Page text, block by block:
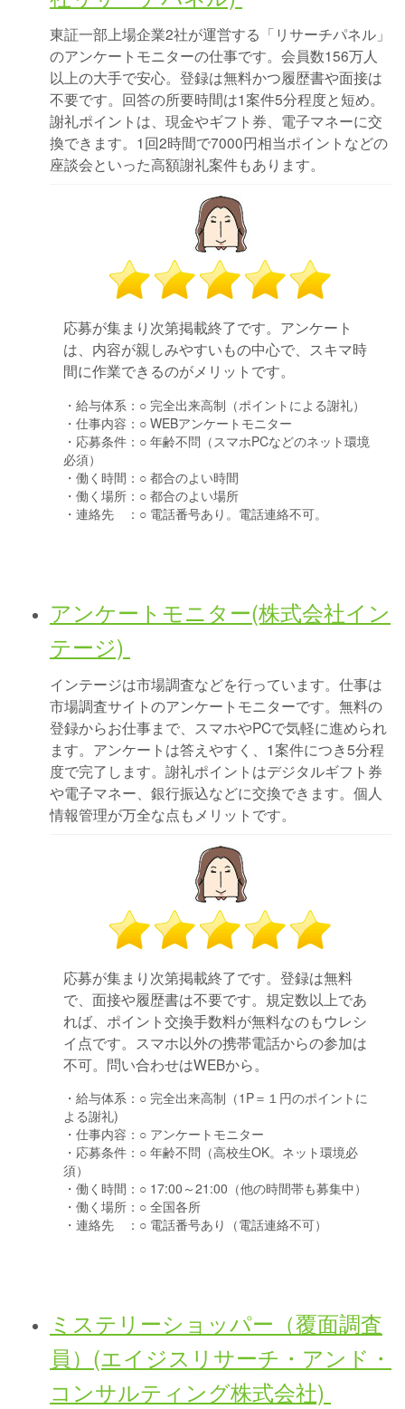
東証一部上場企業2社が運営する「リサーチパネル」
のアンケートモニターの仕事です。会員数156万人
以上の大手で安心。登録は無料かつ履歴書や面接は
不要です。回答の所要時間は1案件5分程度と短め。
謝礼ポイントは、現金やギフト券、電子マネーに交
換できます。1回2時間で7000円相当ポイントなどの
座談会といった高額謝礼案件もあります。
応募が集まり次第掲載終了です。アンケート
は、内容が親しみやすいもの中心で、スキマ時
間に作業できるのがメリットです。
・給与体系： ○ 完全出来高制（ポイントによる謝礼）
・仕事内容： ○ WEBアンケートモニター
・応募条件： ○ 年齢不問（スマホPCなどのネット環境
必須）
・働く時間： ○ 都合のよい時間
・働く場所： ○ 都合のよい場所
・連絡先 ： ○ 電話番号あり。電話連絡不可。
アンケートモニター(株式会社イン
テージ)
インテージは市場調査などを行っています。仕事は
市場調査サイトのアンケートモニターです。無料の
登録からお仕事まで、スマホやPCで気軽に進められ
ます。アンケートは答えやすく、1案件につき5分程
度で完了します。謝礼ポイントはデジタルギフト券
や電子マネー、銀行振込などに交換できます。個人
情報管理が万全な点もメリットです。
応募が集まり次第掲載終了です。登録は無料
で、面接や履歴書は不要です。規定数以上であ
れば、ポイント交換手数料が無料なのもウレシ
イ点です。スマホ以外の携帯電話からの参加は
不可。問い合わせはWEBから。
・給与体系： ○ 完全出来高制（1P＝１円のポイントに
よる謝礼)
・仕事内容： ○ アンケートモニター
・応募条件： ○ 年齢不問（高校生OK。ネット環境必
須）
・働く時間： ○ 17:00～21:00（他の時間帯も募集中）
・働く場所： ○ 全国各所
・連絡先 ： ○ 電話番号あり（電話連絡不可）
ミステリーショッパー（覆面調査
員）(エイジスリサーチ・アンド・
コンサルティング株式会社)